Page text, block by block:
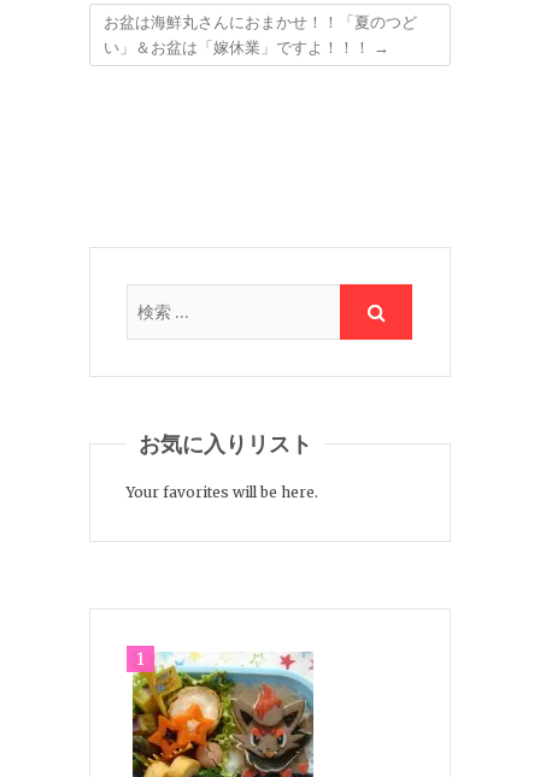
お盆は海鮮丸さんにおまかせ！！「夏のつど
い」＆お盆は「嫁休業」ですよ！！！
→
お気に入りリスト
Your favorites will be here.